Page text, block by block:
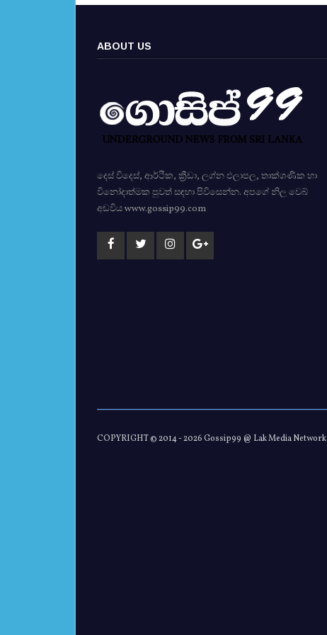
ABOUT US
දෙස් විදෙස්, ආර්ථික, ක්‍රීඩා, ලග්න ඵලාපල, තාක්ශණික හා
විනෝදාත්මක පුවත් සඳහා පිවිසෙන්න. අපගේ නිල වෙබ්
අඩවිය www.gossip99.com
COPYRIGHT © 2014 -2026 Gossip99 @ Lak Media Network